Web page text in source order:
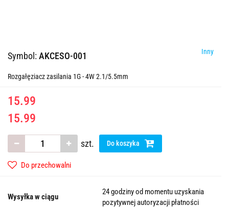
Symbol: AKCESO-001 Inny
Rozgałęziacz zasilania 1G - 4W 2.1/5.5mm
15.99
15.99
szt. Do koszyka
Do przechowalni
Wysyłka w ciągu
24 godziny od momentu uzyskania
pozytywnej autoryzacji płatności